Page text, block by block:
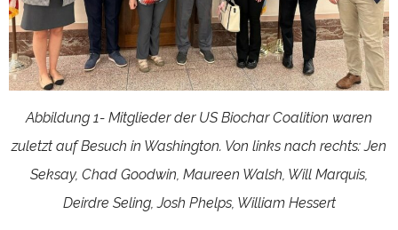
Abbildung 1- Mitglieder der US Biochar Coalition waren
zuletzt auf Besuch in Washington. Von links nach rechts: Jen
Seksay, Chad Goodwin, Maureen Walsh, Will Marquis,
Deirdre Seling, Josh Phelps, William Hessert